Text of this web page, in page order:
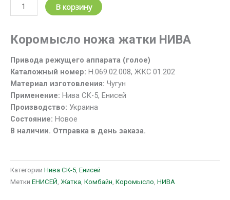
Количество
товара
привода
жатки
Н.069.02.008
(ЖКС
01.202)
НИВА
В корзину
Коромысло ножа жатки НИВА
Привода режущего аппарата (голое)
Каталожный номер: Н.069.02.008, ЖКС 01.202
Материал изготовления: Чугун
Применение: Нива СК-5, Енисей
Производство: Украина
Состояние: Новое
В наличии. Отправка в день заказа.
Категории Нива СК-5 Енисей
Метки ЕНИСЕЙ Жатка Комбайн Коромысло НИВА